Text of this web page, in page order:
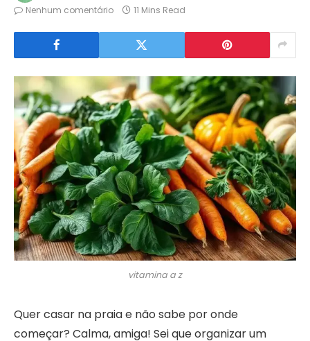
Nenhum comentário
11 Mins Read
vitamina a z
Quer casar na praia e não sabe por onde
começar? Calma, amiga! Sei que organizar um